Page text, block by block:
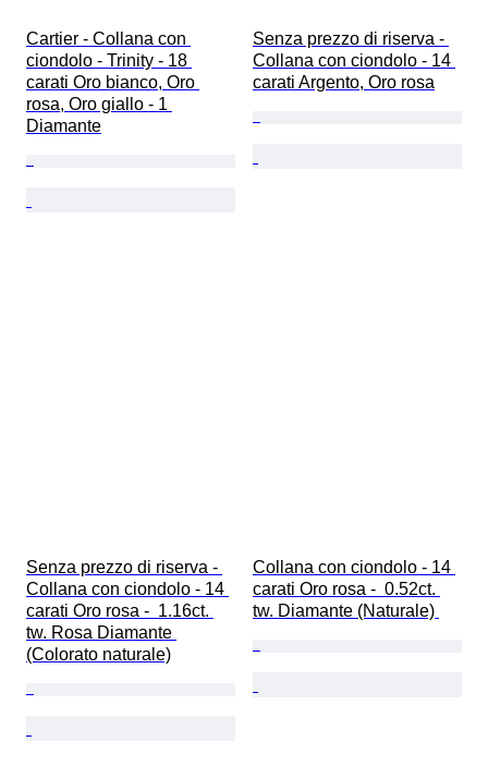
Cartier - Collana con
ciondolo - Trinity - 18
carati Oro bianco, Oro
rosa, Oro giallo - 1
Diamante
Senza prezzo di riserva -
Collana con ciondolo - 14
carati Argento, Oro rosa
Senza prezzo di riserva -
Collana con ciondolo - 14
carati Oro rosa -  1.16ct.
tw. Rosa Diamante
(Colorato naturale)
Collana con ciondolo - 14
carati Oro rosa -  0.52ct.
tw. Diamante (Naturale)